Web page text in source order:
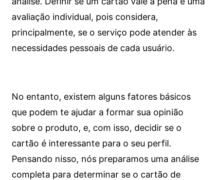
avaliação individual, pois considera,
principalmente, se o serviço pode atender às
necessidades pessoais de cada usuário.
No entanto, existem alguns fatores básicos
que podem te ajudar a formar sua opinião
sobre o produto, e, com isso, decidir se o
cartão é interessante para o seu perfil.
Pensando nisso, nós preparamos uma análise
completa para determinar se o cartão de